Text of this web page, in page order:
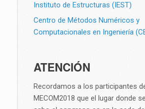
Instituto de Estructuras (IEST)
Centro de Métodos Numéricos y
Computacionales en Ingeniería
ATENCIÓN
Recordamos a los participantes
MECOM2018 que el lugar donde